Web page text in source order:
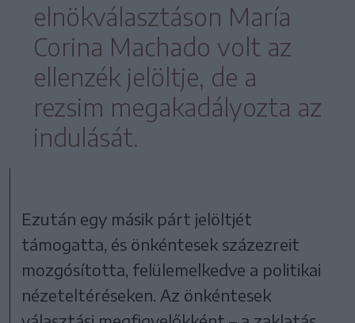
elnökválasztáson María
Corina Machado volt az
ellenzék jelöltje, de a
rezsim megakadályozta az
indulását.
Ezután egy másik párt jelöltjét
támogatta, és önkéntesek százezreit
mozgósította, felülemelkedve a politikai
nézeteltéréseken. Az önkéntesek